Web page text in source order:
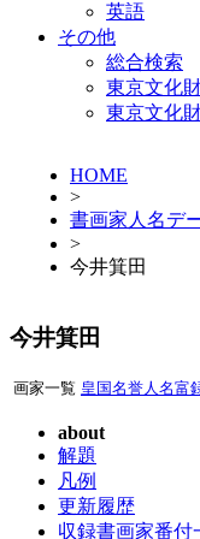
英語
その他
総合検索
東京文化
東京文化
HOME
>
書画家人名デ
>
今井箕田
今井箕田
画家一覧 皇国名誉人名富
about
解題
凡例
更新履歴
収録書画家番付